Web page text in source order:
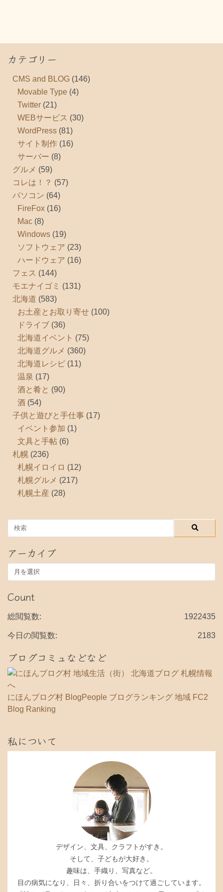
カテゴリー
CMS and BLOG (146)
Movable Type (4)
Twitter (21)
WEBサービス (30)
WordPress (81)
サイト制作 (16)
サーバー (8)
グルメ (59)
コレは！？ (57)
パソコン (64)
FireFox (16)
Mac (8)
Windows (19)
ソフトウェア (23)
ハードウェア (16)
フェス (144)
モエナイゴミ (131)
北海道 (583)
お土産とお取り寄せ (100)
ドライブ (36)
北海道イベント (75)
北海道グルメ (360)
北海道レシピ (11)
温泉 (17)
酒と肴と (90)
酒 (54)
子供と遊びと手仕事 (17)
イベント参加 (1)
文具と手帖 (6)
札幌 (236)
札幌イロイロ (12)
札幌グルメ (217)
札幌土産 (28)
アーカイブ
ー
カ
ブ
Count
1922435
総閲覧数:
2183
今日の閲覧数:
ブログコミュなどなど
にほんブログ村 BlogPeople ブログランキング 地域 FC2
Blog Ranking
私について
デザイン、文具、クラフトがすき。
そして、子どもが大好き。
趣味は、手織り、写真など。
目の病気になり、日々、折り合いをつけて過ごしています。